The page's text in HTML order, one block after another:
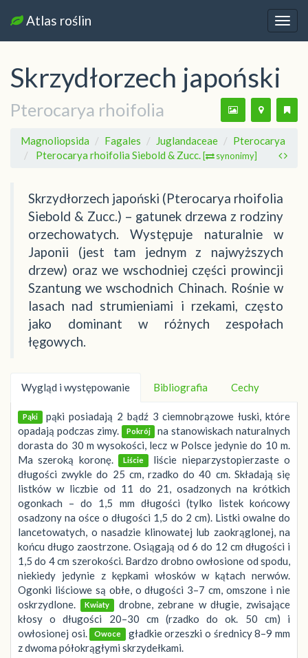
Atlas roślin
Skrzydłorzech japoński
Pterocarya rhoifolia
Magnoliopsida Fagales Juglandaceae
Pterocarya
Pterocarya rhoifolia Siebold & Zucc. [ synonimy]
Skrzydłorzech japoński (Pterocarya rhoifolia
Siebold & Zucc.) – gatunek drzewa z rodziny
orzechowatych. Występuje naturalnie w
Japonii (jest tam jednym z najwyższych
drzew) oraz we wschodniej części prowincji
Szantung we wschodnich Chinach. Rośnie w
lasach nad strumieniami i rzekami, często
jako dominant w różnych zespołach
łęgowych.
Wygląd i występowanie Bibliografia Cechy
Pąki pąki posiadają 2 bądź 3 ciemnobrązowe łuski, które
opadają podczas zimy.
Pokrój
na stanowiskach naturalnych
dorasta do 30 m wysokości, lecz w Polsce jedynie do 10 m.
Ma szeroką koronę.
Liście liście nieparzystopierzaste o
długości zwykle do 25 cm, rzadko do 40 cm. Składają się
listków w liczbie od 11 do 21, osadzonych na krótkich
ogonkach – do 1,5 mm długości (tylko listek końcowy
osadzony na ośce o długości 1,5 do 2 cm). Listki owalne do
lancetowatych, o nasadzie klinowatej lub zaokrąglonej, na
końcu długo zaostrzone. Osiągają od 6 do 12 cm długości i
1,5 do 4 cm szerokości. Bardzo drobno owłosione od spodu,
niekiedy jedynie z kępkami włosków w kątach nerwów.
Ogonki liściowe są obłe, o długości 3–7 cm, omszone i nie
oskrzydlone.
Kwiaty
drobne, zebrane w długie, zwisające
kłosy o długości 20–30 cm (rzadko do ok. 50 cm) i
owłosionej osi.
Owoce gładkie orzeszki o średnicy 8–9 mm
z dwoma półokrągłymi skrzydełkami.